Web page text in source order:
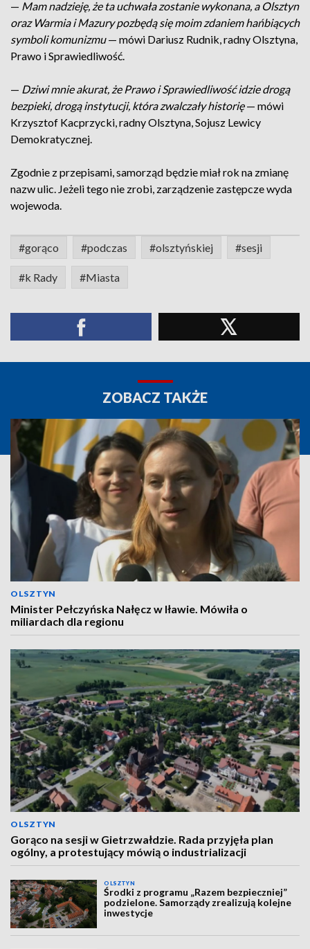
— Mam nadzieję, że ta uchwała zostanie wykonana, a Olsztyn
oraz Warmia i Mazury pozbędą się moim zdaniem hańbiących
symboli komunizmu— mówi Dariusz Rudnik, radny Olsztyna,
Prawo i Sprawiedliwość.
— Dziwi mnie akurat, że Prawo i Sprawiedliwość idzie drogą
bezpieki, drogą instytucji, która zwalczały historię— mówi
Krzysztof Kacprzycki, radny Olsztyna, Sojusz Lewicy
Demokratycznej.
Zgodnie z przepisami, samorząd będzie miał rok na zmianę
nazw ulic. Jeżeli tego nie zrobi, zarządzenie zastępcze wyda
wojewoda.
#gorąco #podczas #olsztyńskiej #sesji
#k Rady #Miasta
ZOBACZ TAKŻE
OLSZTYN
Minister Pełczyńska Nałęcz w Iławie. Mówiła o
miliardach dla regionu
OLSZTYN
Gorąco na sesji w Gietrzwałdzie. Rada przyjęła plan
ogólny, a protestujący mówią o industrializacji
OLSZTYN
Środki z programu „Razem bezpieczniej”
podzielone. Samorządy zrealizują kolejne
inwestycje